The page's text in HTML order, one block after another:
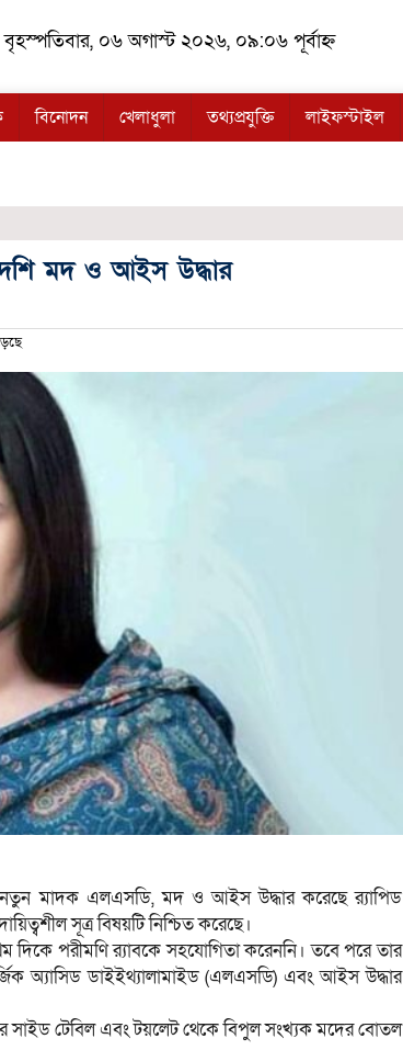
বৃহস্পতিবার, ০৬ অগাস্ট ২০২৬, ০৯:০৬ পূর্বাহ্ন
বিনোদন খেলাধুলা তথ্যপ্রযুক্তি লাইফস্টাইল
মদ ও আইস উদ্ধার
নতুন মাদক এলএসডি, মদ ও আইস উদ্ধার করেছে র‌্যাপিড
সূত্র বিষয়টি নিশ্চিত করেছে।
দিকে পরীমণি র‍্যাবকে সহযোগিতা করেননি। তবে পরে তার
অ্যাসিড ডাইইথ্যালামাইড (এলএসডি) এবং আইস উদ্ধার
সাইড টেবিল এবং টয়লেট থেকে বিপুল সংখ্যক মদের বোতল